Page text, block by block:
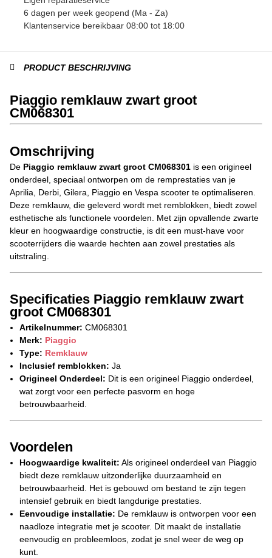
6 dagen per week geopend (Ma - Za)
Klantenservice bereikbaar 08:00 tot 18:00
PRODUCT BESCHRIJVING
Piaggio remklauw zwart groot
CM068301
Omschrijving
De Piaggio remklauw zwart groot CM068301 is een origineel
onderdeel, speciaal ontworpen om de remprestaties van je
Aprilia, Derbi, Gilera, Piaggio en Vespa scooter te optimaliseren.
Deze remklauw, die geleverd wordt met remblokken, biedt zowel
esthetische als functionele voordelen. Met zijn opvallende zwarte
kleur en hoogwaardige constructie, is dit een must-have voor
scooterrijders die waarde hechten aan zowel prestaties als
uitstraling.
Specificaties Piaggio remklauw zwart
groot CM068301
Artikelnummer: CM068301
Merk: Piaggio
Type: Remklauw
Inclusief remblokken: Ja
Origineel Onderdeel: Dit is een origineel Piaggio onderdeel,
wat zorgt voor een perfecte pasvorm en hoge
betrouwbaarheid.
Voordelen
Hoogwaardige kwaliteit: Als origineel onderdeel van Piaggio
biedt deze remklauw uitzonderlijke duurzaamheid en
betrouwbaarheid. Het is gebouwd om bestand te zijn tegen
intensief gebruik en biedt langdurige prestaties.
Eenvoudige installatie: De remklauw is ontworpen voor een
naadloze integratie met je scooter. Dit maakt de installatie
eenvoudig en probleemloos, zodat je snel weer de weg op
kunt.